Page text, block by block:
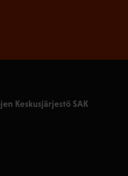
Keskusjärjestö SAK